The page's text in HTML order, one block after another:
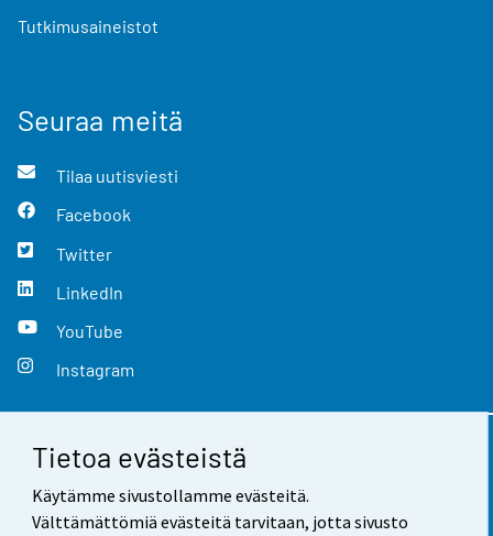
Tietoa evästeistä
Käytämme sivustollamme evästeitä.
Välttämättömiä evästeitä tarvitaan, jotta sivusto
Tutkimusaineistot
Seuraa meitä
Tilaa uutisviesti
Facebook
Twitter
LinkedIn
YouTube
Instagram
Yhteystiedot
Palaute